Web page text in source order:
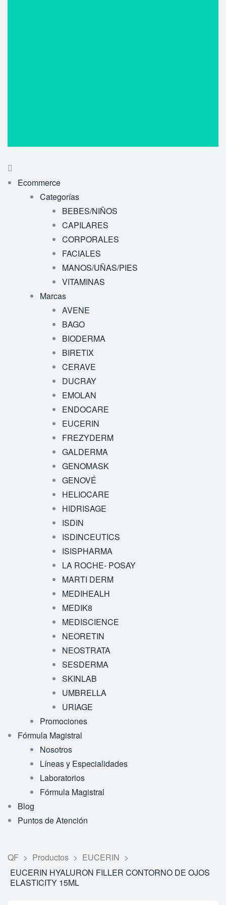
Ecommerce
Categorías
BEBES/NIÑOS
CAPILARES
CORPORALES
FACIALES
MANOS/UÑAS/PIES
VITAMINAS
Marcas
AVENE
BAGO
BIODERMA
BIRETIX
CERAVE
DUCRAY
EMOLAN
ENDOCARE
EUCERIN
FREZYDERM
GALDERMA
GENOMASK
GENOVÉ
HELIOCARE
HIDRISAGE
ISDIN
ISDINCEUTICS
ISISPHARMA
LA ROCHE- POSAY
MARTI DERM
MEDIHEALH
MEDIK8
MEDISCIENCE
NEORETIN
NEOSTRATA
SESDERMA
SKINLAB
UMBRELLA
URIAGE
Promociones
Fórmula Magistral
Nosotros
Líneas y Especialidades
Laboratorios
Fórmula Magistral
Blog
Puntos de Atención
QF > Productos > EUCERIN >
EUCERIN HYALURON FILLER CONTORNO DE OJOS
ELASTICITY 15ML